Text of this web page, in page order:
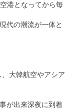
港となってから毎
代の潮流が一体と
大韓航空やアシア
が出来深夜に到着